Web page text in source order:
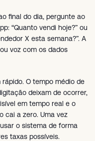
final do dia, pergunte ao
“Quanto vendi hoje?” ou
X esta semana?”. A
voz com os dados
O tempo médio de
deixam de ocorrer,
em tempo real e o
cai a zero. Uma vez
o sistema de forma
taxas possíveis.